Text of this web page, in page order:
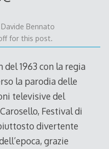
Davide Bennato
for this post.
1963 con la regia
la parodia delle
televisive del
Festival di
divertente
grazie